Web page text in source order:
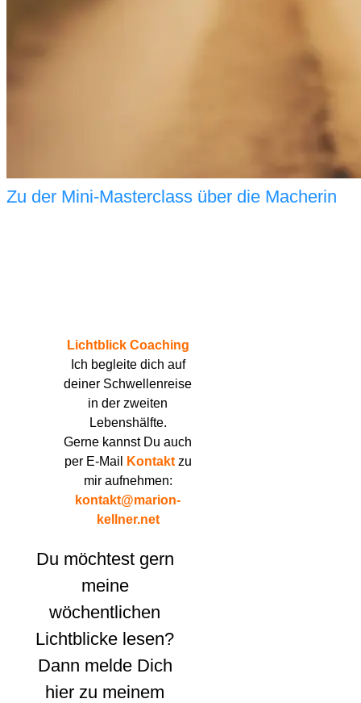
Zu der Mini-Masterclass über die Macherin
Lichtblick Coaching
Ich begleite dich auf
deiner Schwellenreise
in der zweiten
Lebenshälfte.
Gerne kannst Du auch
per E-Mail
Kontaktzu
mir aufnehmen:
kontakt@marion-
kellner.net
Du möchtest gern
meine
wöchentlichen
Lichtblicke lesen?
Dann melde Dich
hier zu meinem